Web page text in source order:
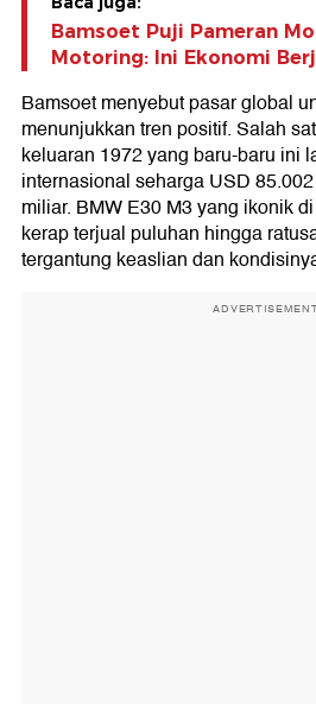
Bamsoet Puji Pameran
Motoring: Ini Ekonomi
Bamsoet menyebut pasar global
menunjukkan tren positif. Salah
keluaran 1972 yang baru-baru ini
internasional seharga USD
miliar. BMW E30 M3 yang ikonik
kerap terjual puluhan hingga
tergantung keaslian dan